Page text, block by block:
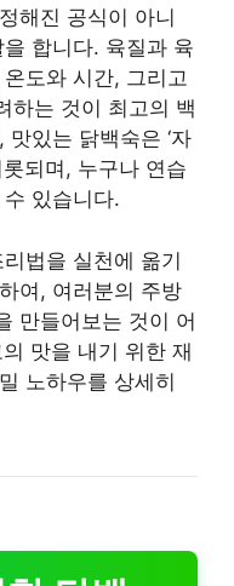
해진 공식이 아니
합니다. 육질과 육
도와 시간, 그리고
하는 것이 최고의 백
있는 닭백숙은 ‘자
롯되며, 누구나 연습
있습니다.
법을 실천에 옮기
여, 여러분의 주방
만들어보는 것이 어
맛을 내기 위한 재
노하우를 상세히